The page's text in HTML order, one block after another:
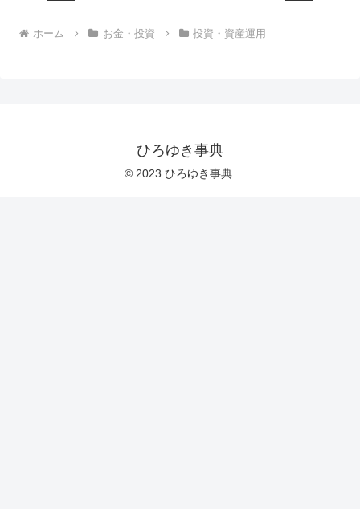
ホーム お金・投資 投資・資産運用
ひろゆき事典
© 2023 ひろゆき事典.